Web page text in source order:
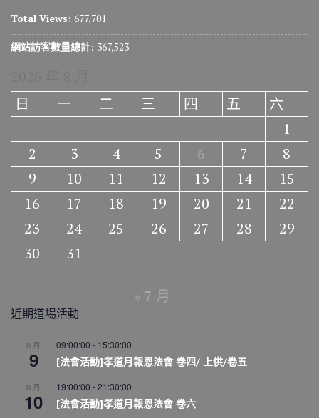
Total Views: 677,701
網站訪客數量總計: 367,523
日
一 二 三 四 五
六
1
2
3 4 5 6 7
8
9
10 11 12 13 14
15
16
17 18 19 20 21
22
23
24 25 26 27 28
29
30
31
« 7 月
近期道場活動
8 月
9
09:00:00 - 15:30:00
[法會活動]孝道月報恩法會 卷四/ 上供/卷五
8 月
10
19:00:00 -21:30:00
[法會活動]孝道月報恩法會 卷六